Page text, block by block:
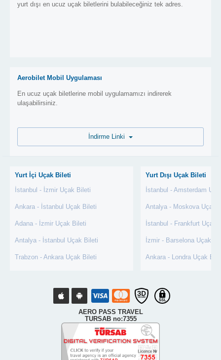
yurt dışı en ucuz uçak biletlerini bulabileceğiniz tek adres.
Aerobilet Mobil Uygulaması
En ucuz uçak biletlerine mobil uygulamamızı indirerek
ulaşabilirsiniz.
Yurt İçi Uçak Bileti
İstanbul - İzmir Uçak Bileti
Ankara - İstanbul Uçak Bileti
Adana - İzmir Uçak Bileti
Antalya - İstanbul Uçak Bileti
Trabzon - Ankara Uçak Bileti
Yurt Dışı Uçak Bileti
İstanbul - Amsterdam
Antalya - Moskova Uçak
İstanbul - Frankfurt Uçak
İzmir - Barselona Uçak
Ankara - Londra Uçak
AERO PASS TRAVEL
TURSAB no:7355